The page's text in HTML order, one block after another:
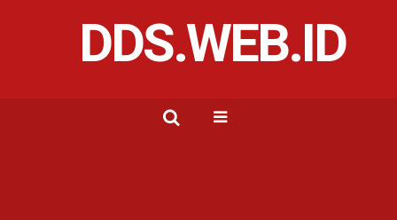
DDS.WEB.ID